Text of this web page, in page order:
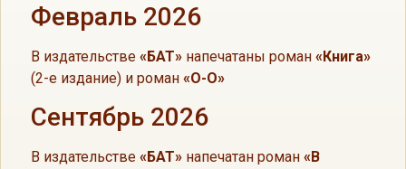
Февраль 2026
В издательстве «БАТ» напечатаны роман «Книга»
(2-е издание) и роман «О-О»
Сентябрь 2026
В издательстве «БАТ» напечатан роман «В